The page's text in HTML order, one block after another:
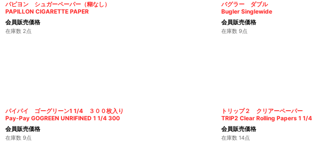
パピヨン シュガーペーパー（糊なし）
PAPILLON CIGARETTE PAPER
会員販売価格
在庫数 2点
バグラー ダブル
Bugler Singlewide
会員販売価格
在庫数 9点
パイパイ ゴーグリーン1 1/4 ３００枚入り
Pay-Pay GOGREEN UNRIFINED 1 1/4 300
会員販売価格
在庫数 9点
トリップ２ クリアーペーパー
TRIP2 Clear Rolling Papers 1 1/4
会員販売価格
在庫数 14点